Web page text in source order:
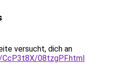
versucht, dich an
08tzgPF.html